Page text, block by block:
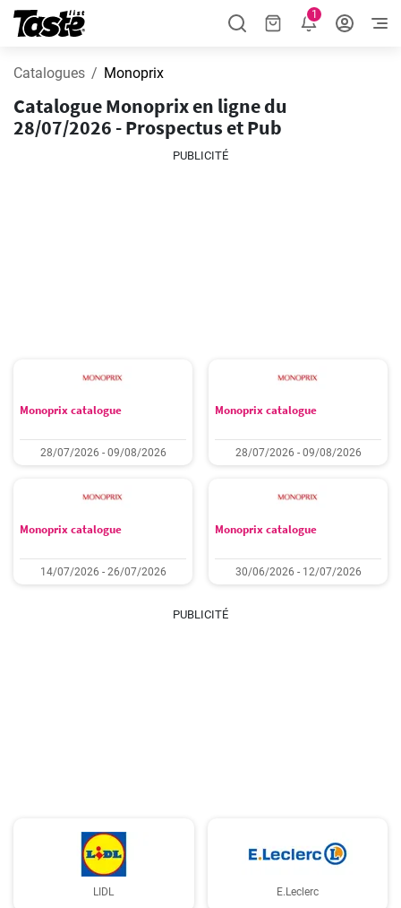
1
Catalogues Monoprix
Catalogue Monoprix en ligne du
28/07/2026 - Prospectus et Pub
PUBLICITÉ
Monoprix catalogue
28/07/2026 - 09/08/2026
Monoprix catalogue
28/07/2026 - 09/08/2026
Monoprix catalogue
14/07/2026 - 26/07/2026
Monoprix catalogue
30/06/2026 - 12/07/2026
PUBLICITÉ
LIDL E.Leclerc